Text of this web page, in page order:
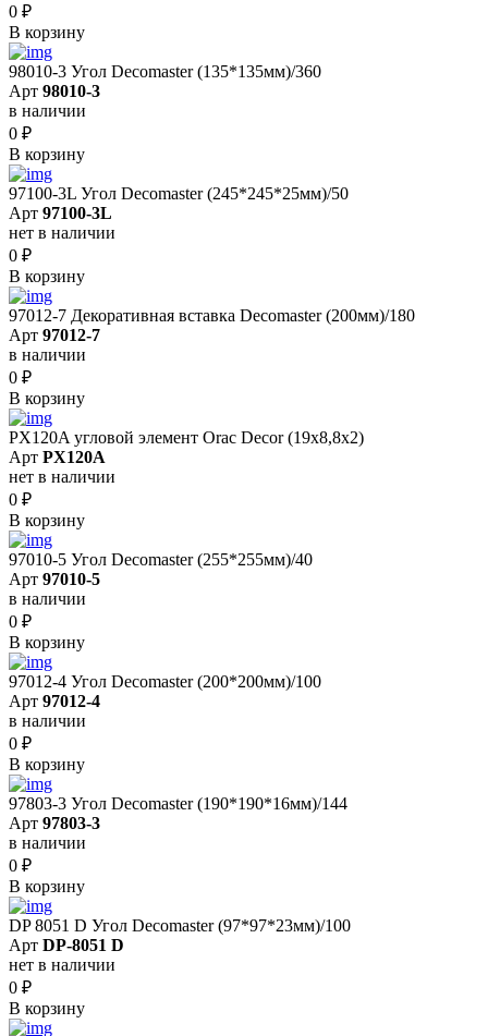
0 ₽
В корзину
98010-3 Угол Decomaster (135*135мм)/360
Арт 98010-3
в наличии
0 ₽
В корзину
97100-3L Угол Decomaster (245*245*25мм)/50
Арт 97100-3L
нет в наличии
0 ₽
В корзину
97012-7 Декоративная вставка Decomaster (200мм)/180
Арт 97012-7
в наличии
0 ₽
В корзину
PX120A угловой элемент Orac Decor (19x8,8x2)
Арт PX120A
нет в наличии
0 ₽
В корзину
97010-5 Угол Decomaster (255*255мм)/40
Арт 97010-5
в наличии
0 ₽
В корзину
97012-4 Угол Decomaster (200*200мм)/100
Арт 97012-4
в наличии
0 ₽
В корзину
97803-3 Угол Decomaster (190*190*16мм)/144
Арт 97803-3
в наличии
0 ₽
В корзину
DP 8051 D Угол Decomaster (97*97*23мм)/100
Арт DP-8051 D
нет в наличии
0 ₽
В корзину